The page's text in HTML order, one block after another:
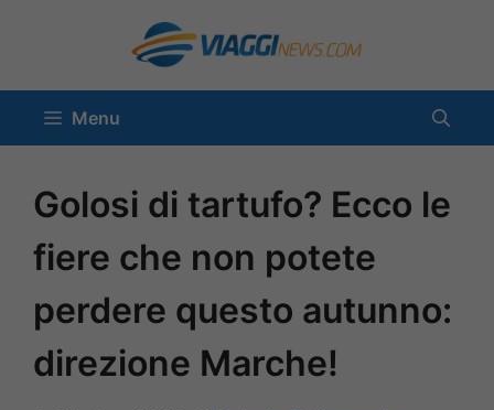
contenuto
Menu
Golosi di tartufo? Ecco le
fiere che non potete
perdere questo autunno:
direzione Marche!